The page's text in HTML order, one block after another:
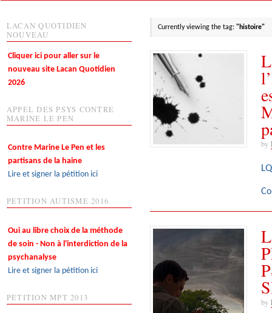
Currently viewing the tag: "histoire"
by
by
LACAN QUOTIDIEN
NOUVEAU
Cliquer ici pour aller sur le
nouveau site Lacan Quotidien
2026
APPEL DES PSYS CONTRE
MARINE LE PEN
Contre Marine Le Pen et les
partisans de la haine
Lire et signer la pétition ici
PETITION AUTISME 2016
Oui au libre choix de la méthode
de soin - Non à l'interdiction de la
psychanalyse
Lire et signer la pétition ici
PETITION MPT 2013